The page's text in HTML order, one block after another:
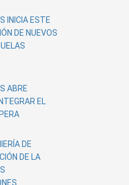
INICIA ESTE
DE NUEVOS
ABRE
EL
DE
DE LA